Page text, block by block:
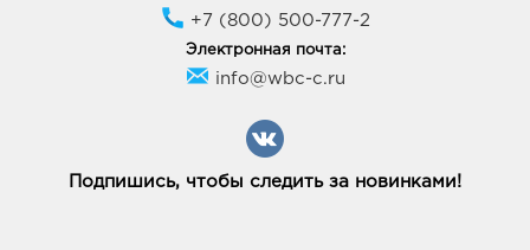
+7 (800) 500-777-2
Электронная почта:
info@wbc-c.ru
Подпишись, чтобы следить за новинками!